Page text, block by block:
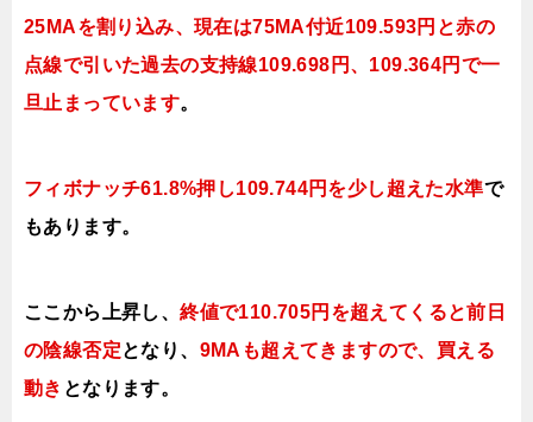
25MAを割り込み、現在は75MA付近109.593円と赤の
点線で引いた過去の支持線109.698円、109.364円で一
旦止まっています。
フィボナッチ61.8%押し109.744円を少し超えた水準で
もあります。
ここから上昇し、終値で110.705円を超えてくると前日
の陰線否定となり、 9MAも超えてきますので、買える
動き となります。